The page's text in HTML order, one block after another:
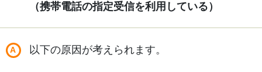
（携帯電話の指定受信を利用している）
以下の原因が考えられます。